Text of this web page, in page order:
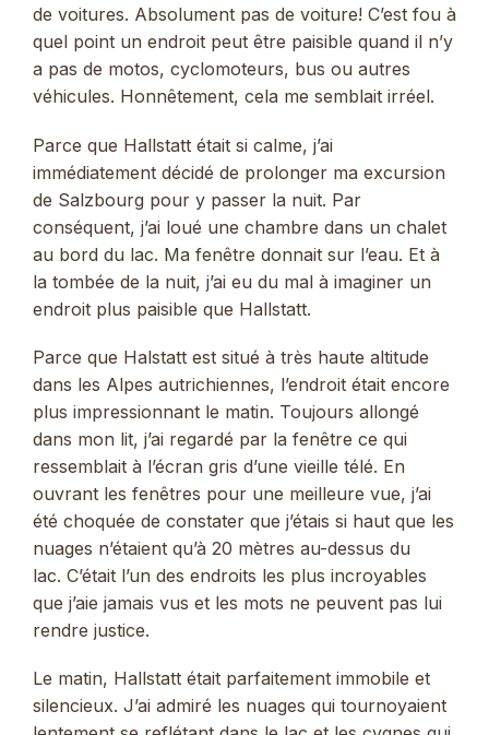
de voitures. Absolument pas de voiture! C’est fou à
quel point un endroit peut être paisible quand il n’y
a pas de motos, cyclomoteurs, bus ou autres
véhicules. Honnêtement, cela me semblait irréel.
Parce que Hallstatt était si calme, j’ai
immédiatement décidé de prolonger ma excursion
de Salzbourg pour y passer la nuit. Par
conséquent, j’ai loué une chambre dans un chalet
au bord du lac. Ma fenêtre donnait sur l’eau. Et à
la tombée de la nuit, j’ai eu du mal à imaginer un
endroit plus paisible que Hallstatt.
Parce que Halstatt est situé à très haute altitude
dans les Alpes autrichiennes, l’endroit était encore
plus impressionnant le matin. Toujours allongé
dans mon lit, j’ai regardé par la fenêtre ce qui
ressemblait à l’écran gris d’une vieille télé. En
ouvrant les fenêtres pour une meilleure vue, j’ai
été choquée de constater que j’étais si haut que les
nuages ​​n’étaient qu’à 20 mètres au-dessus du
lac. C’était l’un des endroits les plus incroyables
que j’aie jamais vus et les mots ne peuvent pas lui
rendre justice.
Le matin, Hallstatt était parfaitement immobile et
silencieux. J’ai admiré les nuages ​​qui tournoyaient